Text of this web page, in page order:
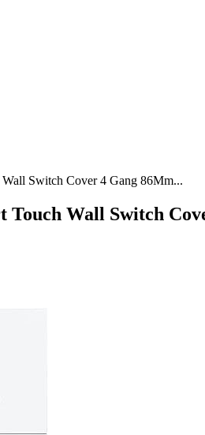
Switch Cover 4 Gang 86Mm...
Touch Wall Switch